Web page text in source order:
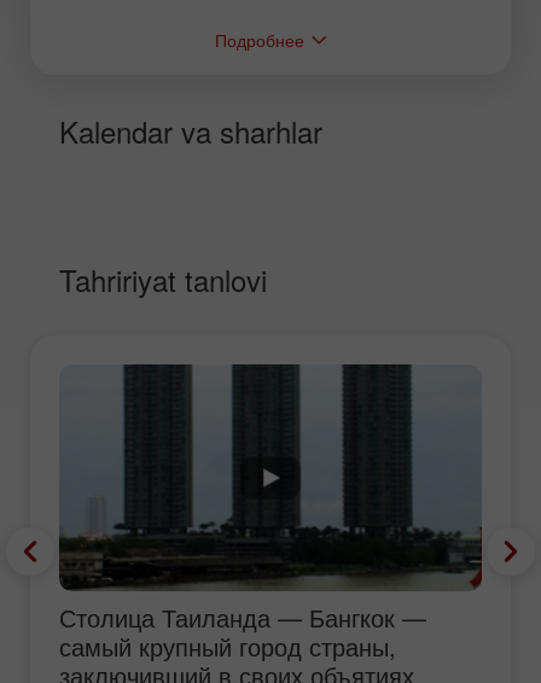
Подробнее
Kalendar va sharhlar
Tahririyat tanlovi
Столица Таиланда — Бангкок —
самый крупный город страны,
заключивший в своих объятиях